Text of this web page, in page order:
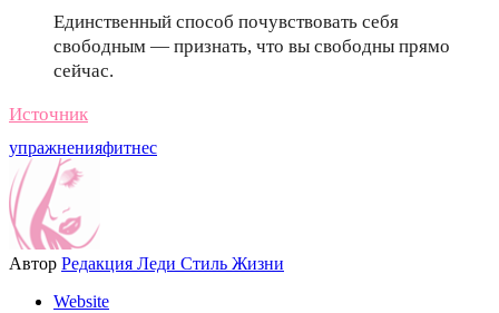
Единственный способ почувствовать себя
свободным — признать, что вы свободны прямо
сейчас.
Источник
упражненияфитнес
Автор Редакция Леди Стиль Жизни
Website